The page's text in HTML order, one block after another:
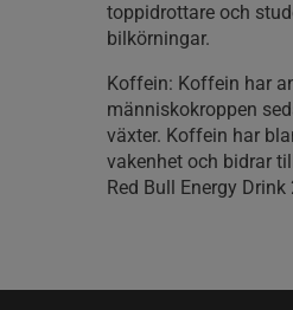
toppidrottare och
bilkörningar.
Koffein: Koffein har
människokroppen
växter. Koffein har
vakenhet och bidrar
Red Bull Energy